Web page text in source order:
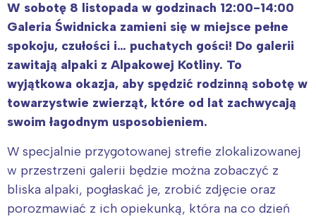
W sobotę 8 listopada w godzinach 12:00-14:00
Galeria Świdnicka zamieni się w miejsce pełne
spokoju, czułości i… puchatych gości! Do galerii
zawitają alpaki z Alpakowej Kotliny. To
wyjątkowa okazja, aby spędzić rodzinną sobotę w
towarzystwie zwierząt, które od lat zachwycają
swoim łagodnym usposobieniem.
W specjalnie przygotowanej strefie zlokalizowanej
w przestrzeni galerii będzie można zobaczyć z
bliska alpaki, pogłaskać je, zrobić zdjęcie oraz
porozmawiać z ich opiekunką, która na co dzień